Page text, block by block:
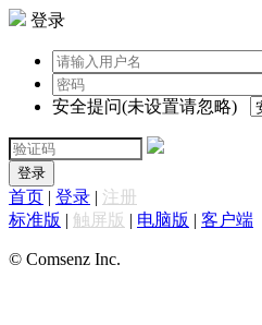
登录
安全提问(未设置请忽略)
登录
首页 | 登录 | 注册
标准版 | 触屏版 | 电脑版 | 客户端
© Comsenz Inc.